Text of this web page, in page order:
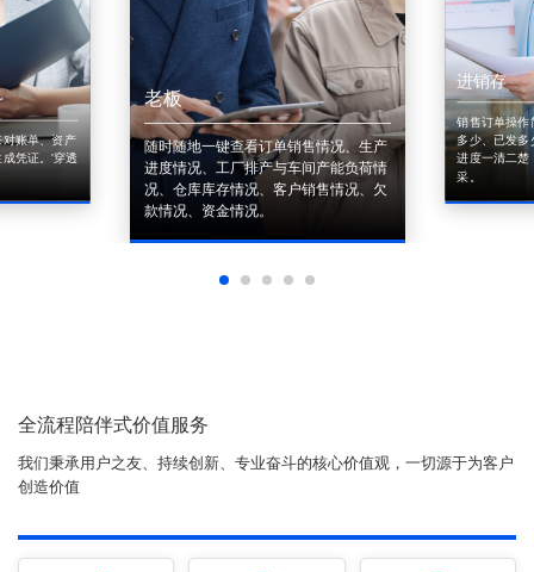
账单、资产
凭证。'穿透
老板
随时随地一键查看订单销售情况、生产
进度情况、工厂排产与车间产能负荷情
况、仓库库存情况、客户销售情况、欠
款情况、资金情况。
进销存
销售订单操作
多少、已发多
进度一清二楚
采。
全流程陪伴式价值服务
我们秉承用户之友、持续创新、专业奋斗的核心价值观，一切源于为客户
创造价值